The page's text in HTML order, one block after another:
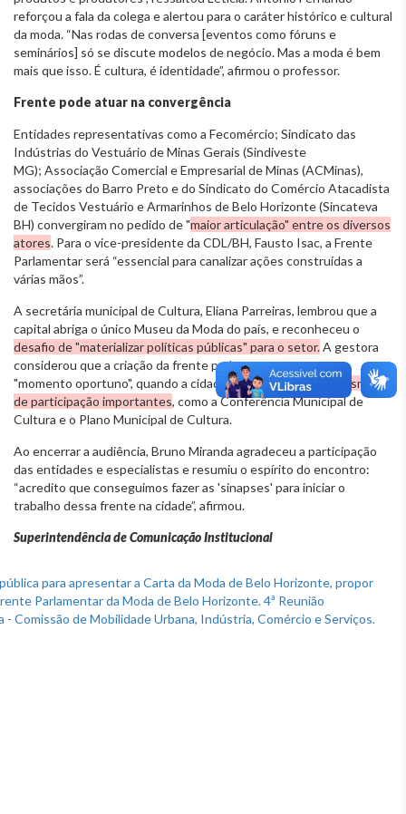
reforçou a fala da colega e alertou para o caráter histórico e cultural
da moda. “Nas rodas de conversa [eventos como fóruns e
seminários] só se discute modelos de negócio. Mas a moda é bem
mais que isso. É cultura, é identidade”, afirmou o professor.
Frente pode atuar na convergência
Entidades representativas como a Fecomércio; Sindicato das
Indústrias do Vestuário de Minas Gerais (Sindiveste
MG); Associação Comercial e Empresarial de Minas (ACMinas),
associações do Barro Preto e do Sindicato do Comércio Atacadista
de Tecidos Vestuário e Armarinhos de Belo Horizonte (Sincateva
BH) convergiram no pedido de "maior articulação" entre os diversos
atores. Para o vice-presidente da CDL/BH, Fausto Isac, a Frente
Parlamentar será “essencial para canalizar ações construídas a
várias mãos”.
A secretária municipal de Cultura, Eliana Parreiras, lembrou que a
capital abriga o único Museu da Moda do país, e reconheceu o
desafio de "materializar políticas públicas" para o setor.A gestora
considerou que a criação da frente parlamentar vem num
"momento oportuno", quando a cidade terá em cursomecanismos
de participação importantes, como a Conferência Municipal de
Cultura e o Plano Municipal de Cultura.
Ao encerrar a audiência, Bruno Miranda agradeceu a participação
das entidades e especialistas e resumiu o espírito do encontro:
“acredito que conseguimos fazer as 'sinapses' para iniciar o
trabalho dessa frente na cidade”, afirmou.
Superintendência de Comunicação Institucional